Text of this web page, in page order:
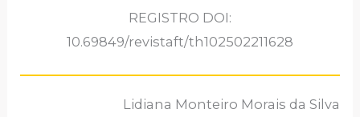
REGISTRO DOI:
10.69849/revistaft/th102502211628
Lidiana Monteiro Morais da Silva